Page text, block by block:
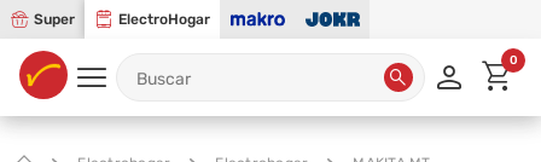
Super ElectroHogar
0